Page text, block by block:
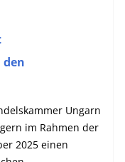
Ungarn
im Rahmen der
2025 einen